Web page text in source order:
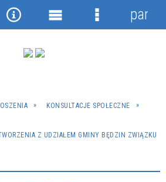
KONSULTACJE SPOŁECZNE
Z UDZIAŁEM GMINY BĘDZIN ZWIĄZKU
NarzędziaMenu
Menu
panel